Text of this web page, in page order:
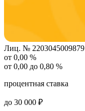
Лиц. № 2203045009879
от 0,00 %
от 0,00 до 0,80 %
процентная ставка
до 30 000 ₽